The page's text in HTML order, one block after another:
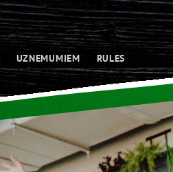
UZNEMUMIEM RULES